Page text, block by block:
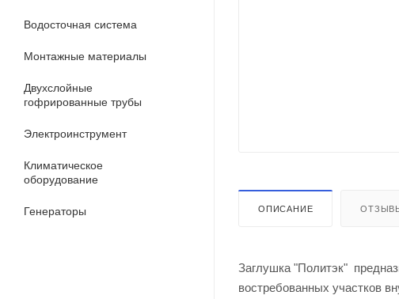
Водосточная система
Монтажные материалы
Двухслойные
гофрированные трубы
Электроинструмент
Климатическое
оборудование
Генераторы ОПИСАНИЕ
Заглушка "Политэк"
востребованных участков